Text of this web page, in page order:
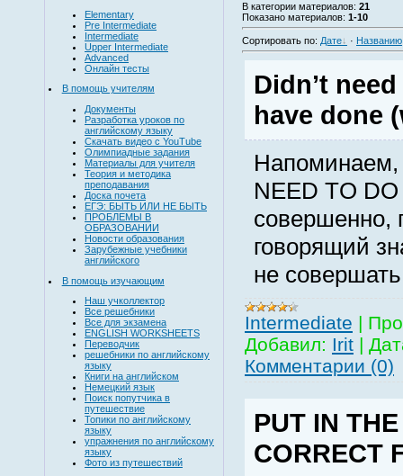
Elementary
Pre Intermediate
Intermediate
Upper Intermediate
Advanced
Онлайн тесты
В помощь учителям
Документы
Разработка уроков по
английскому языку
Скачать видео с YouTube
Олимпиадные задания
Материалы для учителя
Теория и методика
преподавания
Доска почета
ЕГЭ: БЫТЬ ИЛИ НЕ БЫТЬ
ПРОБЛЕМЫ В
ОБРАЗОВАНИИ
Новости образования
Зарубежные учебники
английского
В помощь изучающим
Наш учколлектор
Все решебники
Все для экзамена
ENGLISH WORKSHEETS
Переводчик
решебники по английскому
языку
Книги на английском
Немецкий язык
Поиск попутчика в
путешествие
Топики по английскому
языку
упражнения по английскому
языку
Фото из путешествий
В категории материалов: 21
Показано материалов: 1-10
Сортировать по: Дате · Названию
Didn’t
have done
Напоминаем,
NEED TO DO
совершенно,
говорящий
не
Intermediate |
Добавил: Irit |
Комментарии (0)
PUT IN
CORRECT